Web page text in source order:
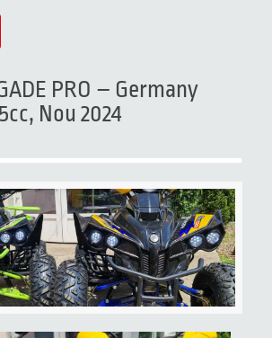
PRO – Germany
Nou 2024